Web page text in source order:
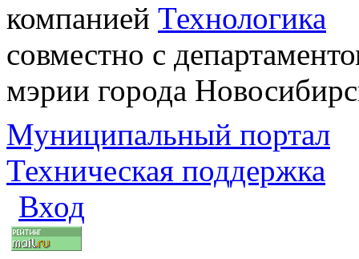
компанией Технологика
совместно с
мэрии города
Муниципальный портал
Техническая поддержка
Вход